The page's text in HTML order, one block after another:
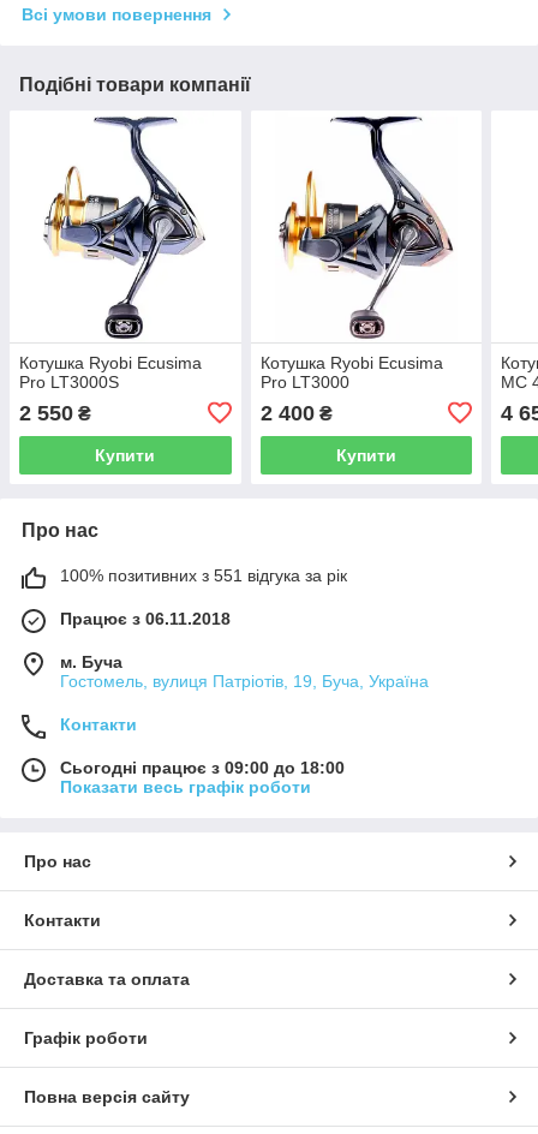
Всі умови повернення
Подібні товари компанії
Котушка Ryobi Ecusima
Pro LT3000S
2 550 ₴
Купити
Котушка Ryobi Ecusima
Pro LT3000
2 400₴
Купити
MC
4
Про нас
100% позитивних з 551 відгука за рік
Працює з 06.11.2018
м. Буча
Гостомель, вулиця Патріотів, 19, Буча, Україна
Контакти
Сьогодні працює з 09:00 до 18:00
Показати весь графік роботи
Про нас
Контакти
Доставка та оплата
Графік роботи
Повна версія сайту